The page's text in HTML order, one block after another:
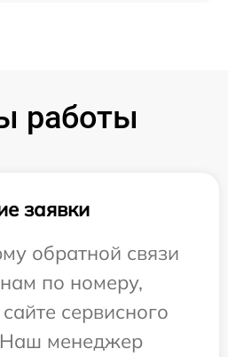
работы
заявки
обратной связи
по номеру,
сервисного
Наш менеджер